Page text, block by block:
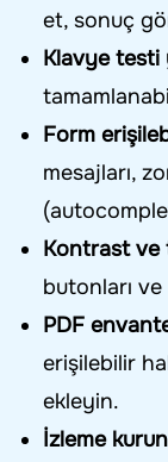
et, sonuç
Klavye testi
Form
mesajları,
Kontrast
butonları ve
PDF
erişilebilir
ekleyin.
İzleme